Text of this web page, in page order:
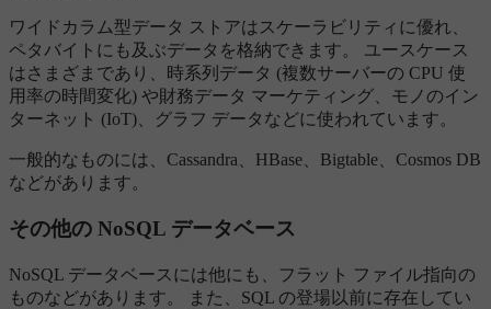
ワイドカラム型データ ストアはスケーラビリティに優れ、
ペタバイトにも及ぶデータを格納できます。 ユースケース
はさまざまであり、時系列データ (複数サーバーの CPU 使
用率の時間変化) や財務データ マーケティング、モノのイン
ターネット (IoT)、グラフ データなどに使われています。
一般的なものには、Cassandra、HBase、Bigtable、Cosmos DB
などがあります。
その他の NoSQL データベース
NoSQL データベースには他にも、フラット ファイル指向の
ものなどがあります。 また、SQL の登場以前に存在してい